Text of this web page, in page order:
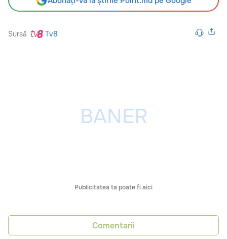
Sursă Tv8
Publicitatea ta poate fi aici
Comentarii